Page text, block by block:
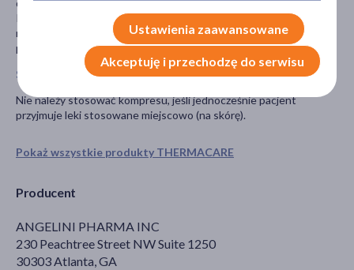
Pokaż wszystkie produkty THERMACARE
Producent
ANGELINI PHARMA INC
230 Peachtree Street NW Suite 1250
30303 Atlanta, GA
do skóry.
Przed poddaniem się badaniu rezonansem magnetycznym (MRI)
należy usunąć kompres, aby uniknąć zwiększonego ryzyka
poparzeń.
Stosowanie wyrobu z innymi lekami
Nie należy stosować kompresu, jeśli jednocześnie pacjent
przyjmuje leki stosowane miejscowo (na skórę).
Ustawienia zaawansowane
Akceptuję i przechodzę do serwisu